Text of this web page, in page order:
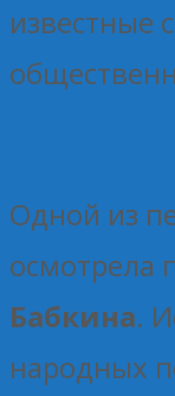
известные
Одной из
осмотрела
Бабкина.
народных